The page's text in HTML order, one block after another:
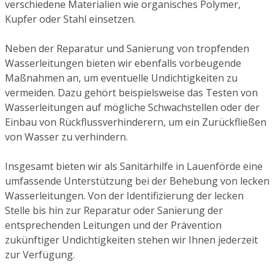
verschiedene Materialien wie organisches Polymer,
Kupfer oder Stahl einsetzen.
Neben der Reparatur und Sanierung von tropfenden
Wasserleitungen bieten wir ebenfalls vorbeugende
Maßnahmen an, um eventuelle Undichtigkeiten zu
vermeiden. Dazu gehört beispielsweise das Testen von
Wasserleitungen auf mögliche Schwachstellen oder der
Einbau von Rückflussverhinderern, um ein Zurückfließen
von Wasser zu verhindern.
Insgesamt bieten wir als Sanitärhilfe in Lauenförde eine
umfassende Unterstützung bei der Behebung von lecken
Wasserleitungen. Von der Identifizierung der lecken
Stelle bis hin zur Reparatur oder Sanierung der
entsprechenden Leitungen und der Prävention
zukünftiger Undichtigkeiten stehen wir Ihnen jederzeit
zur Verfügung.